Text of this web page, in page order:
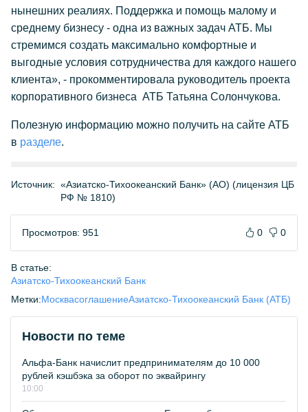
нынешних реалиях. Поддержка и помощь малому и
среднему бизнесу - одна из важных задач АТБ. Мы
стремимся создать максимально комфортные и
выгодные условия сотрудничества для каждого нашего
клиента», - прокомментировала руководитель проекта
корпоративного бизнеса АТБ Татьяна Солончукова.
Полезную информацию можно получить на сайте АТБ
в разделе.
Источник: «Азиатско-Тихоокеанский Банк» (АО) (лицензия ЦБ
РФ № 1810)
Просмотров: 951 0 0
В статье:
Азиатско-Тихоокеанский Банк
Метки:МосквасоглашениеАзиатско-Тихоокеанский Банк (АТБ)
Новости по теме
Альфа-Банк начислит предпринимателям до 10 000
рублей кэшбэка за оборот по эквайрингу
10:00